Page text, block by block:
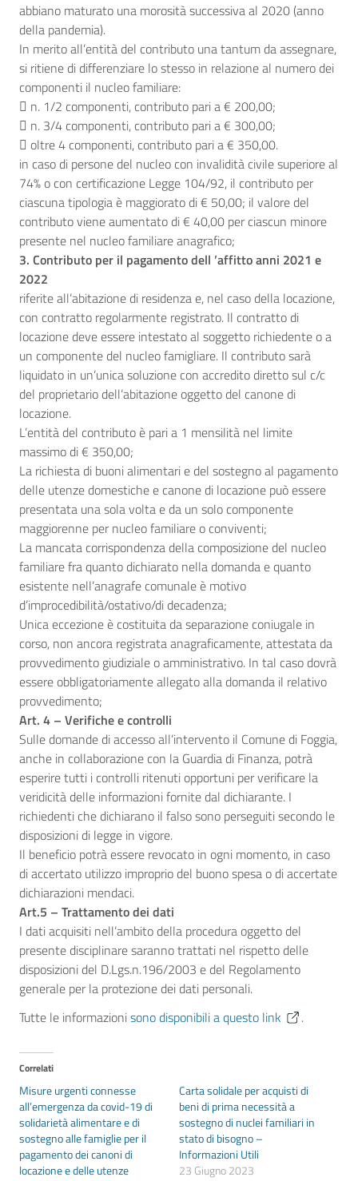
abbiano maturato una morosità successiva al 2020 (anno
della pandemia).
In merito all’entità del contributo una tantum da assegnare,
si ritiene di differenziare lo stesso in relazione al numero dei
componenti il nucleo familiare:
 n. 1/2 componenti, contributo pari a € 200,00;
 n. 3/4 componenti, contributo pari a € 300,00;
 oltre 4 componenti, contributo pari a € 350,00.
in caso di persone del nucleo con invalidità civile superiore al
74% o con certificazione Legge 104/92, il contributo per
ciascuna tipologia è maggiorato di € 50,00; il valore del
contributo viene aumentato di € 40,00 per ciascun minore
presente nel nucleo familiare anagrafico;
3. Contributo per il pagamento dell ’affitto anni 2021 e
2022
riferite all’abitazione di residenza e, nel caso della locazione,
con contratto regolarmente registrato. Il contratto di
locazione deve essere intestato al soggetto richiedente o a
un componente del nucleo famigliare. Il contributo sarà
liquidato in un’unica soluzione con accredito diretto sul c/c
del proprietario dell’abitazione oggetto del canone di
locazione.
L’entità del contributo è pari a 1 mensilità nel limite
massimo di € 350,00;
La richiesta di buoni alimentari e del sostegno al pagamento
delle utenze domestiche e canone di locazione può essere
presentata una sola volta e da un solo componente
maggiorenne per nucleo familiare o conviventi;
La mancata corrispondenza della composizione del nucleo
familiare fra quanto dichiarato nella domanda e quanto
esistente nell’anagrafe comunale è motivo
d’improcedibilità/ostativo/di decadenza;
Unica eccezione è costituita da separazione coniugale in
corso, non ancora registrata anagraficamente, attestata da
provvedimento giudiziale o amministrativo. In tal caso dovrà
essere obbligatoriamente allegato alla domanda il relativo
provvedimento;
Art. 4 – Verifiche e controlli
Sulle domande di accesso all’intervento il Comune di Foggia,
anche in collaborazione con la Guardia di Finanza, potrà
esperire tutti i controlli ritenuti opportuni per verificare la
veridicità delle informazioni fornite dal dichiarante. I
richiedenti che dichiarano il falso sono perseguiti secondo le
disposizioni di legge in vigore.
Il beneficio potrà essere revocato in ogni momento, in caso
di accertato utilizzo improprio del buono spesa o di accertate
dichiarazioni mendaci.
Art.5 – Trattamento dei dati
I dati acquisiti nell’ambito della procedura oggetto del
presente disciplinare saranno trattati nel rispetto delle
disposizioni del D.Lgs.n.196/2003 e del Regolamento
generale per la protezione dei dati personali.
Tutte le informazionisono disponibili a questo link .
Correlati
Misure urgenti connesse
all’emergenza da covid-19 di
solidarietà alimentare e di
sostegno alle famiglie per il
pagamento dei canoni di
locazione e delle utenze
Carta solidale per acquisti di
beni di prima necessità a
sostegno di nuclei familiari in
stato di bisogno –
Informazioni Utili
23 Giugno 2023